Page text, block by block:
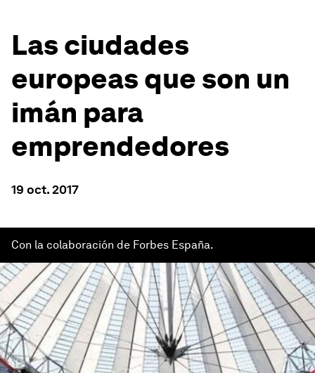
Las ciudades
europeas que son un
imán para
emprendedores
19 oct. 2017
Con la colaboración de Forbes España.